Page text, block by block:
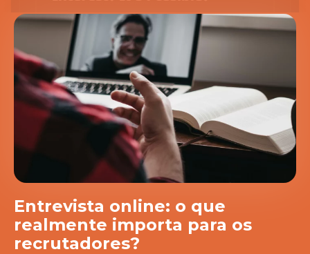
Entrevista online: o que
realmente importa para os
recrutadores?